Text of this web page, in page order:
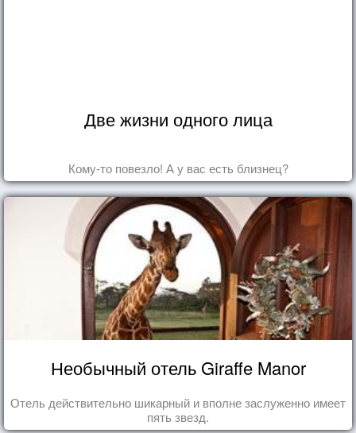
Две жизни одного лица
Кому-то повезло! А у вас есть близнец?
Необычный отель Giraffe Manor
Отель действительно шикарный и вполне заслуженно имеет
пять звезд.